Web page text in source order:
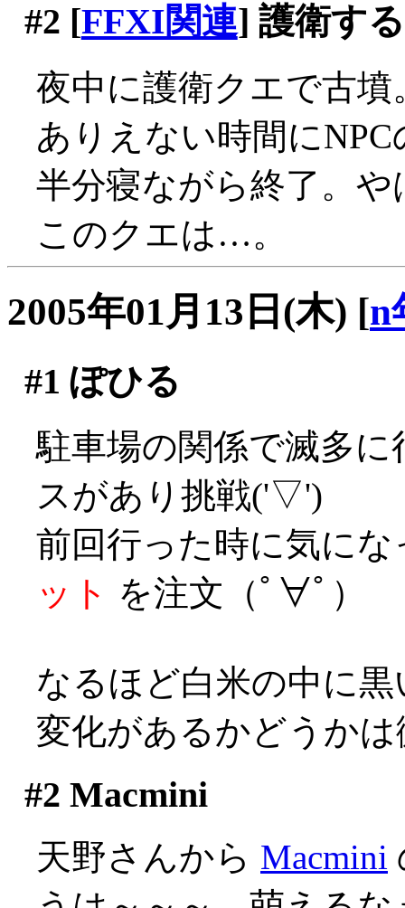
#2 [FFXI関連] 護衛す
夜中に護衛クエで古墳
ありえない時間に
半分寝ながら終了。
このクエは…。
2005年01月13日(木) [n
#1 ぽひる
駐車場の関係で滅多
スがあり挑戦('▽')
前回行った時に気に
ット を注文（ﾟ∀ﾟ）
なるほど白米の中に
変化があるかどうか
#2 Macmini
天野さんから Macmini